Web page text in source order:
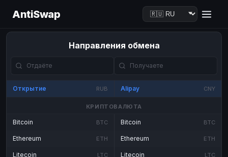
AntiSwap
Направления обмена
Открытие RUB Alipay CNY
КРИПТОВАЛЮТА
Bitcoin BTC
Ethereum ETH
Litecoin LTC
Bitcoin BTC
Ethereum ETH
Litecoin LTC